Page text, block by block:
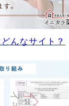
んなサイト？